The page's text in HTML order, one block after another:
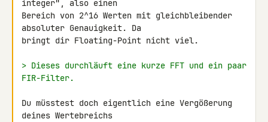
integer", also einen
Bereich von 2^16 Werten mit gleichbleibender
absoluter Genauigkeit. Da
bringt dir Floating-Point nicht viel.
> Dieses durchläuft eine kurze FFT und ein paar
FIR-Filter.
Du müsstest doch eigentlich eine Vergößerung
deines Wertebreichs